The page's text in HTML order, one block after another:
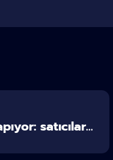
satıcılar...